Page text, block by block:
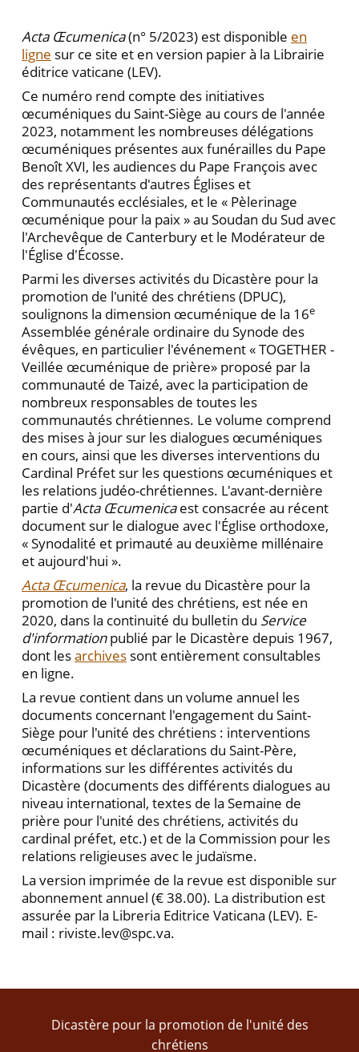
Acta Œcumenica(n° 5/2023) est disponible en
ligne sur ce site et en version papier à la Librairie
éditrice vaticane (LEV).
Ce numéro rend compte des initiatives
œcuméniques du Saint-Siège au cours de l'année
2023, notamment les nombreuses délégations
œcuméniques présentes aux funérailles du Pape
Benoît XVI, les audiences du Pape François avec
des représentants d'autres Églises et
Communautés ecclésiales, et le « Pèlerinage
œcuménique pour la paix » au Soudan du Sud avec
l'Archevêque de Canterbury et le Modérateur de
l'Église d'Écosse.
Parmi les diverses activités du Dicastère pour la
promotion de l'unité des chrétiens (DPUC),
soulignons la dimension œcuménique de la 16e
Assemblée générale ordinaire du Synode des
évêques, en particulier l'événement « TOGETHER -
Veillée œcuménique de prière» proposé par la
communauté de Taizé, avec la participation de
nombreux responsables de toutes les
communautés chrétiennes. Le volume comprend
des mises à jour sur les dialogues œcuméniques
en cours, ainsi que les diverses interventions du
Cardinal Préfet sur les questions œcuméniques et
les relations judéo-chrétiennes. L'avant-dernière
partie d'Acta Œcumenicaest consacrée au récent
document sur le dialogue avec l'Église orthodoxe,
« Synodalité et primauté au deuxième millénaire
et aujourd'hui ».
Acta Œcumenica, la revue du Dicastère pour la
promotion de l'unité des chrétiens, est née en
2020, dans la continuité du bulletin du Service
d'informationpublié par le Dicastère depuis 1967,
dont lesarchives sont entièrement consultables
en ligne.
La revue contient dans un volume annuel les
documents concernant l'engagement du Saint-
Siège pour l'unité des chrétiens : interventions
œcuméniques et déclarations du Saint-Père,
informations sur les différentes activités du
Dicastère (documents des différents dialogues au
niveau international, textes de la Semaine de
prière pour l'unité des chrétiens, activités du
cardinal préfet, etc.) et de la Commission pour les
relations religieuses avec le judaïsme.
La version imprimée de la revue est disponible sur
abonnement annuel (€ 38.00). La distribution est
assurée par la Libreria Editrice Vaticana (LEV). E-
mail : riviste.lev@spc.va.
Dicastère pour la promotion de l'unité des
chrétiens